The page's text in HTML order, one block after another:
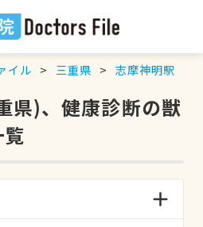
イル 三重県 志摩神明駅
県)、健康診断の獣